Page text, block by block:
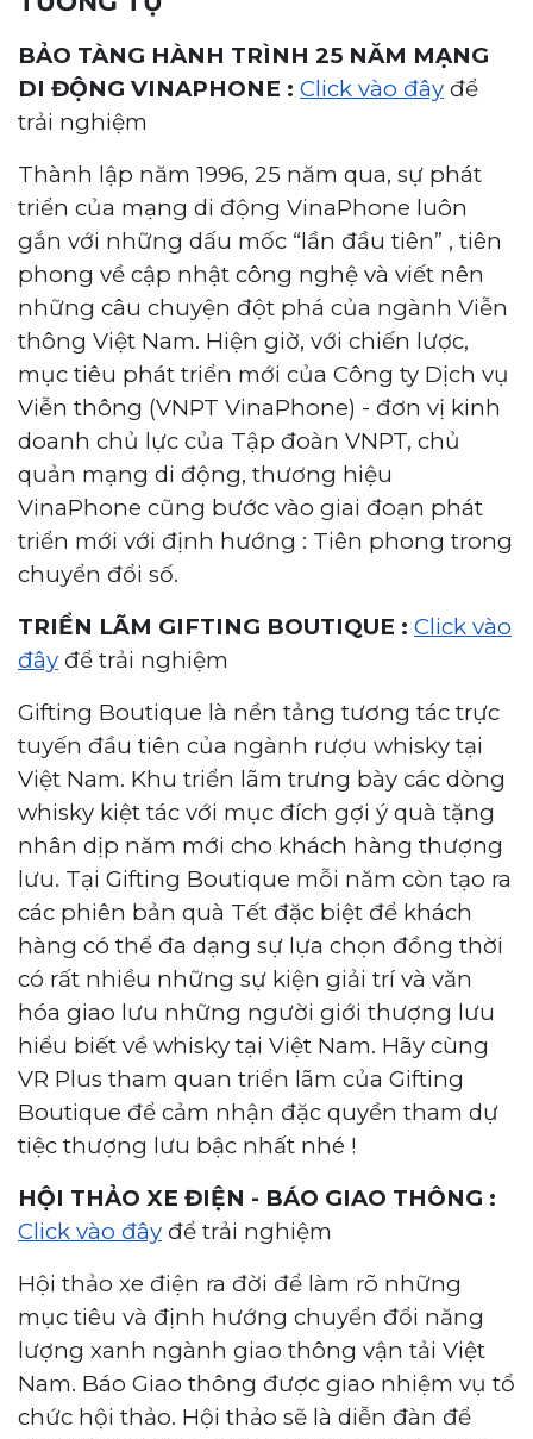
BẢO TÀNG HÀNH TRÌNH 25 NĂM MẠNG
DI ĐỘNG VINAPHONE : Click vào đây để
trải nghiệm
Thành lập năm 1996, 25 năm qua, sự phát
triển của mạng di động VinaPhone luôn
gắn với những dấu mốc “lần đầu tiên” , tiên
phong về cập nhật công nghệ và viết nên
những câu chuyện đột phá của ngành Viễn
thông Việt Nam. Hiện giờ, với chiến lược,
mục tiêu phát triển mới của Công ty Dịch vụ
Viễn thông (VNPT VinaPhone) - đơn vị kinh
doanh chủ lực của Tập đoàn VNPT, chủ
quản mạng di động, thương hiệu
VinaPhone cũng bước vào giai đoạn phát
triển mới với định hướng : Tiên phong trong
chuyển đổi số.
TRIỂN LÃM GIFTING BOUTIQUE : Click vào
đây để trải nghiệm
Gifting Boutique là nền tảng tương tác trực
tuyến đầu tiên của ngành rượu whisky tại
Việt Nam. Khu triển lãm trưng bày các dòng
whisky kiệt tác với mục đích gợi ý quà tặng
nhân dịp năm mới cho khách hàng thượng
lưu. Tại Gifting Boutique mỗi năm còn tạo ra
các phiên bản quà Tết đặc biệt để khách
hàng có thể đa dạng sự lựa chọn đồng thời
có rất nhiều những sự kiện giải trí và văn
hóa giao lưu những người giới thượng lưu
hiểu biết về whisky tại Việt Nam. Hãy cùng
VR Plus tham quan triển lãm của Gifting
Boutique để cảm nhận đặc quyền tham dự
tiệc thượng lưu bậc nhất nhé !
HỘI THẢO XE ĐIỆN - BÁO GIAO THÔNG :
Click vào đây để trải nghiệm
Hội thảo xe điện ra đời để làm rõ những
mục tiêu và định hướng chuyển đổi năng
lượng xanh ngành giao thông vận tải Việt
Nam. Báo Giao thông được giao nhiệm vụ tổ
chức hội thảo. Hội thảo sẽ là diễn đàn để